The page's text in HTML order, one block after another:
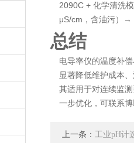
2090C + 化学清洗
μS/cm，含油污）→
总结
电导率仪的温度补
显著降低维护成本
其适用于对连续监
一步优化，可联系
上一条： 工业pH计